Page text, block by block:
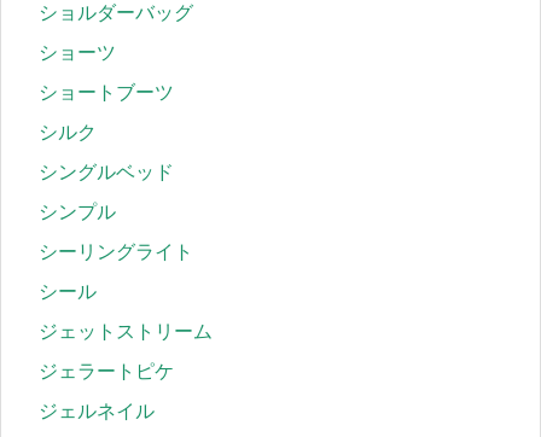
ショルダーバッグ
ショーツ
ショートブーツ
シルク
シングルベッド
シンプル
シーリングライト
シール
ジェットストリーム
ジェラートピケ
ジェルネイル